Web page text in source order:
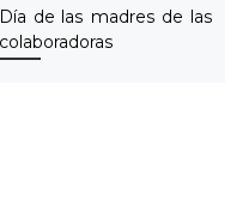
Día de las madres de las
colaboradoras